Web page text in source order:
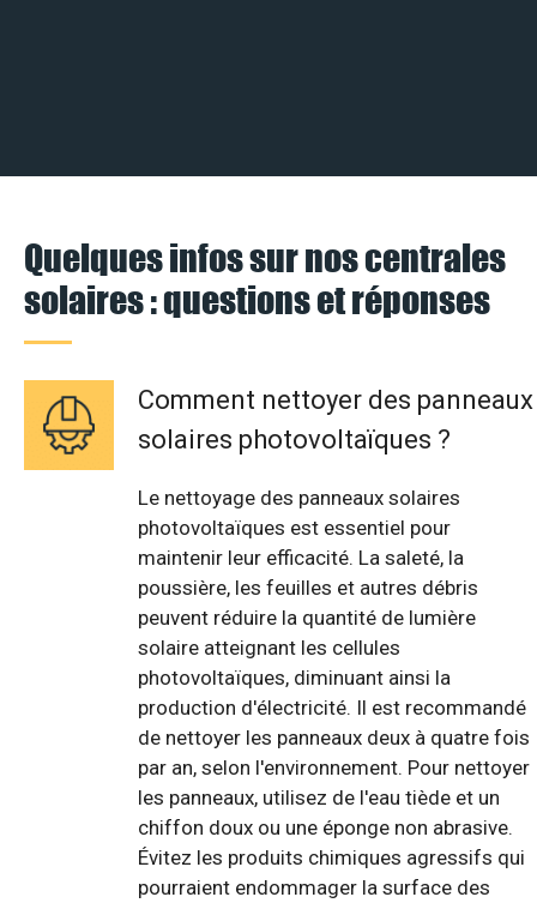
Quelques infos sur nos centrales
solaires : questions et réponses
Comment nettoyer des panneaux
solaires photovoltaïques ?
Le nettoyage des panneaux solaires
photovoltaïques est essentiel pour
maintenir leur efficacité. La saleté, la
poussière, les feuilles et autres débris
peuvent réduire la quantité de lumière
solaire atteignant les cellules
photovoltaïques, diminuant ainsi la
production d'électricité. Il est recommandé
de nettoyer les panneaux deux à quatre fois
par an, selon l'environnement. Pour nettoyer
les panneaux, utilisez de l'eau tiède et un
chiffon doux ou une éponge non abrasive.
Évitez les produits chimiques agressifs qui
pourraient endommager la surface des